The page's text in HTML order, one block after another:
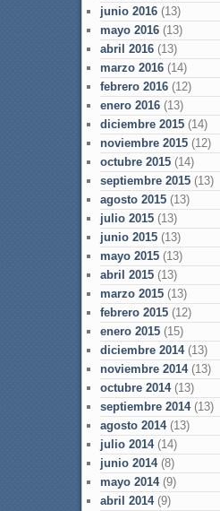
junio 2016(13)
mayo 2016(13)
abril 2016(13)
marzo 2016(14)
febrero 2016(12)
enero 2016(13)
diciembre 2015(14)
noviembre 2015(12)
octubre 2015(14)
septiembre 2015(13)
agosto 2015(13)
julio 2015(13)
junio 2015(13)
mayo 2015(13)
abril 2015(13)
marzo 2015(13)
febrero 2015(12)
enero 2015(15)
diciembre 2014(13)
noviembre 2014(13)
octubre 2014(13)
septiembre 2014(13)
agosto 2014(13)
julio 2014(14)
junio 2014(8)
mayo 2014(9)
abril 2014(9)